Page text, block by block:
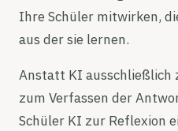
Ihre Schüler mitwirken,
aus der sie lernen.
Anstatt KI ausschließlich
zum Verfassen der
Schüler KI zur Reflexion